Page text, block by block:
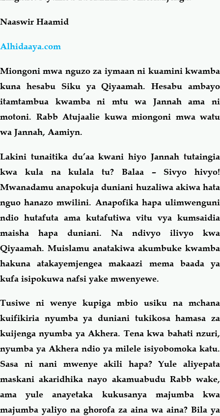
Salaf Wa Ummah
Fiqh-Ibaadah
Fataawa Za Ulamaa Kauli Za Salaf
Akhlaaq-Aadaab Raqaaiq
Chemsha Bongo Vitabu
Mapishi
Naaswir Haamid
Alhidaaya.com
Miongoni mwa nguzo za iymaan ni kuamini kwamba
kuna hesabu Siku ya Qiyaamah. Hesabu ambayo
itamtambua kwamba ni mtu wa Jannah ama ni
motoni. Rabb Atujaalie kuwa miongoni mwa watu
wa Jannah, Aamiyn.
Lakini tunaitika du’aa kwani hiyo Jannah tutaingia
kwa kula na kulala tu? Balaa– Sivyo hivyo!
Mwanadamu anapokuja duniani huzaliwa akiwa hata
nguo hanazo mwilini. Anapofika hapa ulimwenguni
ndio hutafuta ama kutafutiwa vitu vya kumsaidia
maisha hapa duniani. Na ndivyo ilivyo kwa
Qiyaamah. Muislamu anatakiwa akumbuke kwamba
hakuna atakayemjengea makaazi mema baada ya
kufa isipokuwa nafsi yake mwenyewe.
Tusiwe ni wenye kupiga mbio usiku na mchana
kuifikiria nyumba ya duniani tukikosa hamasa za
kuijenga nyumba ya Akhera. Tena kwa bahati nzuri,
nyumba ya Akhera ndio ya milele isiyobomoka katu.
Sasa ni nani mwenye akili hapa? Yule aliyepata
maskani akaridhika nayo akamuabudu Rabb wake,
ama yule anayetaka kukusanya majumba kwa
majumba yaliyo na ghorofa za aina wa aina? Bila ya